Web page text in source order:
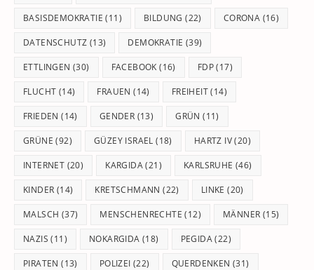
BASISDEMOKRATIE (11) BILDUNG (22) CORONA (16)
DATENSCHUTZ (13) DEMOKRATIE (39)
ETTLINGEN (30) FACEBOOK (16) FDP(17)
FLUCHT (14) FRAUEN (14) FREIHEIT(14)
FRIEDEN (14) GENDER (13) GRÜN (11)
GRÜNE (92) GÜZEY ISRAEL (18) HARTZ IV(20)
INTERNET (20) KARGIDA(21) KARLSRUHE (46)
KINDER (14) KRETSCHMANN (22) LINKE (20)
MALSCH (37) MENSCHENRECHTE (12) MÄNNER (15)
NAZIS (11) NOKARGIDA (18) PEGIDA(22)
PIRATEN (13) POLIZEI (22) QUERDENKEN (31)